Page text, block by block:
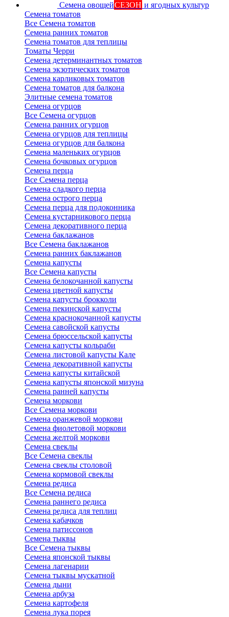
Семена овощейСЕЗОН и ягодных культур
Семена томатов
Все Семена томатов
Семена ранних томатов
Семена томатов для теплицы
Томаты Черри
Семена детерминантных томатов
Семена экзотических томатов
Семена карликовых томатов
Семена томатов для балкона
Элитные семена томатов
Семена огурцов
Все Семена огурцов
Семена ранних огурцов
Семена огурцов для теплицы
Семена огурцов для балкона
Семена маленьких огурцов
Семена бочковых огурцов
Семена перца
Все Семена перца
Семена сладкого перца
Семена острого перца
Семена перца для подоконника
Семена кустарникового перца
Семена декоративного перца
Семена баклажанов
Все Семена баклажанов
Семена ранних баклажанов
Семена капусты
Все Семена капусты
Семена белокочанной капусты
Семена цветной капусты
Семена капусты брокколи
Семена пекинской капусты
Семена краснокочанной капусты
Семена савойской капусты
Семена брюссельской капусты
Семена капусты кольраби
Семена листовой капусты Кале
Семена декоративной капусты
Семена капусты китайской
Семена капусты японской мизуна
Семена ранней капусты
Семена моркови
Все Семена моркови
Семена оранжевой моркови
Семена фиолетовой моркови
Семена желтой моркови
Семена свеклы
Все Семена свеклы
Семена свеклы столовой
Семена кормовой свеклы
Семена редиса
Все Семена редиса
Семена раннего редиса
Семена редиса для теплиц
Семена кабачков
Семена патиссонов
Семена тыквы
Все Семена тыквы
Семена японской тыквы
Семена лагенарии
Семена тыквы мускатной
Семена дыни
Семена арбуза
Семена картофеля
Семена лука порея